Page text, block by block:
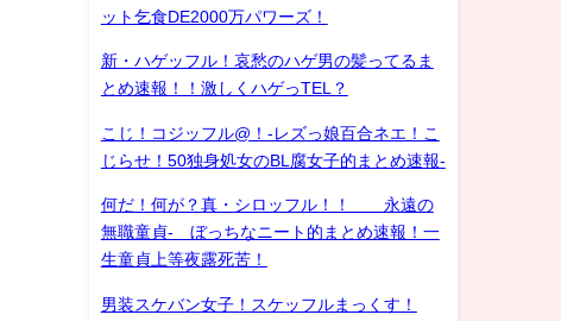
ット乞食DE2000万パワーズ！
新・ハゲッフル！哀愁のハゲ男の髪ってるま
とめ速報！！激しくハゲっTEL？
こじ！コジッフル@！-レズっ娘百合ネエ！こ
じらせ！50独身処女のBL腐女子的まとめ速報-
何だ！何が？真・シロッフル！！ 永遠の
無職童貞- ぼっちなニート的まとめ速報！一
生童貞上等夜露死苦！
男装スケバン女子！スケッフルまっくす！